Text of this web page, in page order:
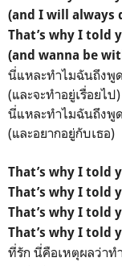
(and I will always
That’s why I told
(and wanna be
นี่แหละทำไมฉันถึงพู
(และจะทำอยู่เรื่อยไป)
นี่แหละทำไมฉันถึงพู
(และอยากอยู่กับเธอ)
That’s why I told
That’s why I told
That’s why I told
That’s why I told
ที่รัก นี่คือเหตุผลว่าท